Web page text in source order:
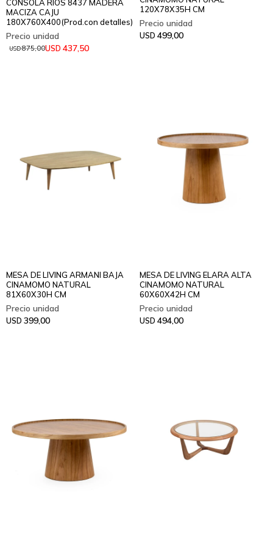
CONSOLA RIOS 8437 MADERA
MACIZA CAJU
180X760X400(Prod.con detalles)
USD 437,50
USD875,00
120X78X35H CM
USD 499,00
MESA DE LIVING ARMANI BAJA
CINAMOMO NATURAL
81X60X30H CM
USD 399,00
MESA DE LIVING ELARA ALTA
CINAMOMO NATURAL
60X60X42H CM
USD 494,00